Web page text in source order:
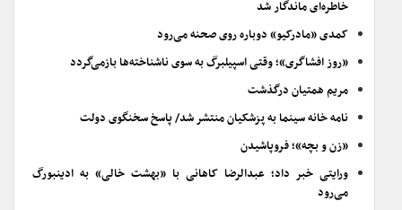
خاطره‌ای ماندگار شد
کمدی «مادرکیو» دوباره روی صحنه می‌رود
«روز افشاگری»؛ وقتی اسپیلبرگ به سوی ناشناخته‌ها بازمی‌گردد
مریم همتیان درگذشت
نامه خانه سینما به پزشکیان منتشر شد/ پاسخ سخنگوی دولت
«زن و بچه»؛ فروپاشیدن
ورایتی خبر داد؛ عبدالرضا کاهانی با «بهشت خالی» به ادینبورگ
می‌رود